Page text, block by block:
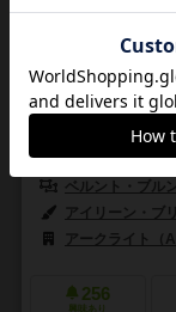
サンクトペテルブル
た拡大再生産ゲーム
キックスターターで
ムの第2版です。 初
ベルント・ブル
アイリーン・ブ
アークライト（
256
興味あり